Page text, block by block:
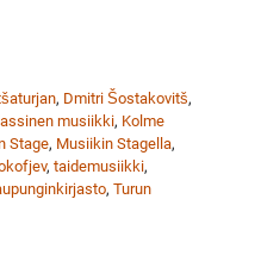
, Dmitri Šostakovitš,
musiikki, Kolme
Stage, Musiikin Stagella,
, taidemusiikki,
, Turun